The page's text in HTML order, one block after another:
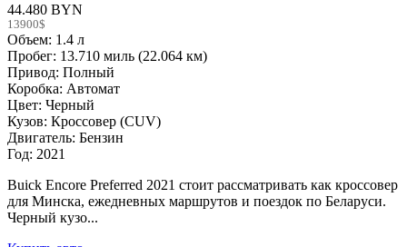
44.480 BYN
13900$
Объем: 1.4 л
Пробег: 13.710 миль (22.064 км)
Привод: Полный
Коробка: Автомат
Цвет: Черный
Кузов: Кроссовер (CUV)
Двигатель: Бензин
Год: 2021
Buick Encore Preferred 2021 стоит рассматривать как кроссовер
для Минска, ежедневных маршрутов и поездок по Беларуси.
Черный кузо...